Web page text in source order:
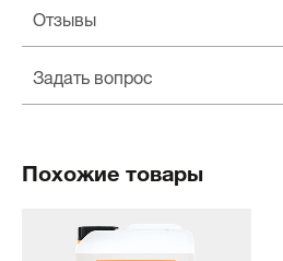
Отзывы
Задать вопрос
Похожие товары